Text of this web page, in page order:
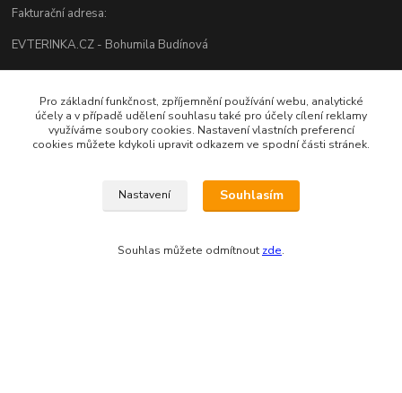
Fakturační adresa:
EVTERINKA.CZ - Bohumila Budínová
Osvračín č. p. 230, 345 61 Staňkov
IČO: 03681572, neplátce DPH
Bankovní spojení: 2800720013/2010
Pro základní funkčnost, zpříjemnění používání webu, analytické
účely a v případě udělení souhlasu také pro účely cílení reklamy
využíváme soubory cookies. Nastavení vlastních preferencí
cookies můžete kdykoli upravit odkazem ve spodní části stránek.
Nastavení Souhlasím
Souhlas můžete odmítnout zde.